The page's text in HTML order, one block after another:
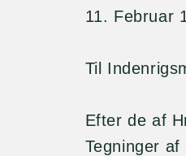
11. Februar
Til
Efter de af
Tegninger